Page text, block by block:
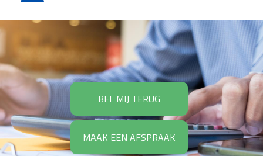
BEL MIJ TERUG
MAAK EEN AFSPRAAK